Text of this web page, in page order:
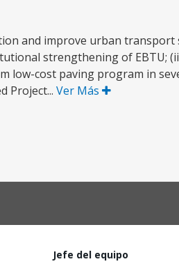
and improve urban transport
strengthening of EBTU;
low-cost paving program in
Project... Ver Más
Jefe del equipo